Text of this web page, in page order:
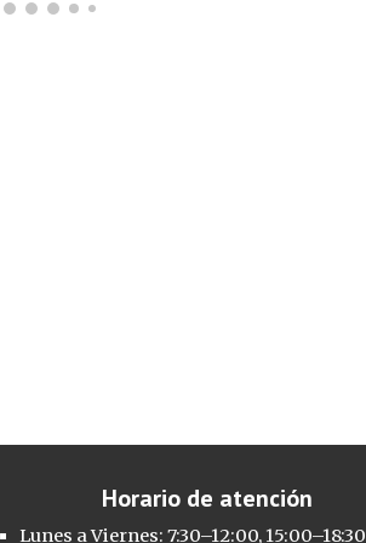
Horario de atención
Lunes a Viernes: 7:30–12:00, 15:00–18:30